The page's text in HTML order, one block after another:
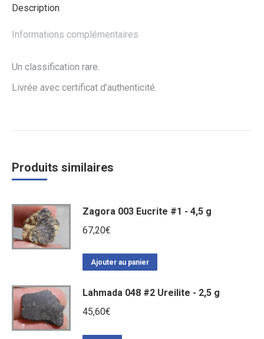
Description
Informations complémentaires
Un classification rare.
Livrée avec certificat d’authenticité.
Produits similaires
Zagora 003 Eucrite #1 - 4,5 g
67,20€
Ajouter au panier
Lahmada 048 #2 Ureilite - 2,5 g
45,60€